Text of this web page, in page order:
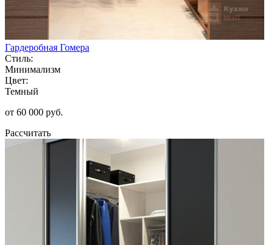
Гардеробная Гомера
Стиль:
Минимализм
Цвет:
Темный
от 60 000 руб.
Рассчитать